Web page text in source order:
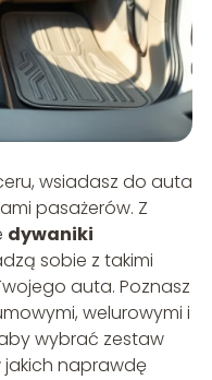
wsiadasz do auta
pasażerów. Z
dywaniki
sobie z takimi
auta. Poznasz
welurowymi i
wybrać zestaw
naprawdę